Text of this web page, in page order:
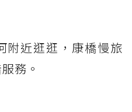
附近逛逛，康橋慢旅
務。